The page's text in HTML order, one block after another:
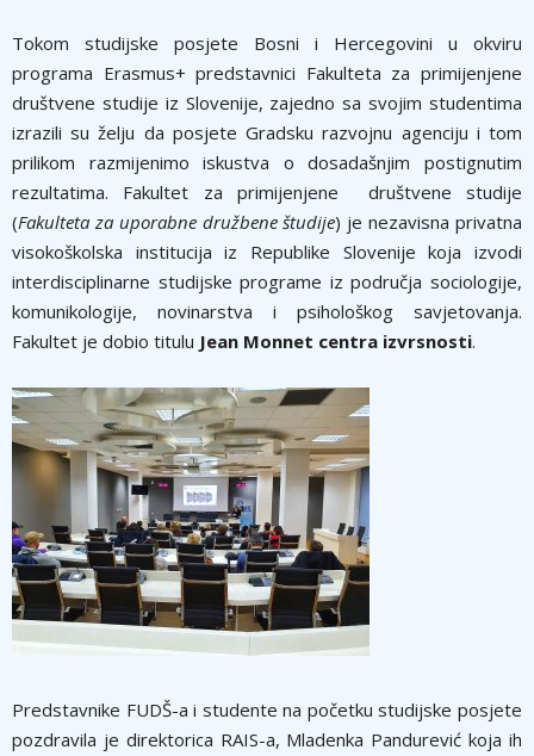
Tokom studijske posjete Bosni i Hercegovini u okviru
programa Erasmus+ predstavnici Fakulteta za primijenjene
društvene studije iz Slovenije, zajedno sa svojim studentima
izrazili su želju da posjete Gradsku razvojnu agenciju i tom
prilikom razmijenimo iskustva o dosadašnjim postignutim
rezultatima. Fakultet za primijenjene društvene studije
(Fakulteta za uporabne družbene študije) je nezavisna privatna
visokoškolska institucija iz Republike Slovenije koja izvodi
interdisciplinarne studijske programe iz područja sociologije,
komunikologije, novinarstva i psihološkog savjetovanja.
Fakultet je dobio titulu Jean Monnet centra izvrsnosti.
Predstavnike FUDŠ-a i studente na početku studijske posjete
pozdravila je direktorica RAIS-a, Mladenka Pandurević koja ih